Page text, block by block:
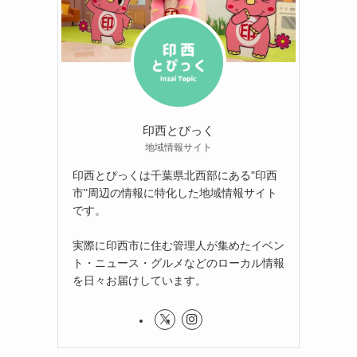
印西とぴっく
地域情報サイト
印西とぴっくは千葉県北西部にある"印西
市"周辺の情報に特化した地域情報サイト
です。
実際に印西市に住む管理人が集めたイベン
ト・ニュース・グルメなどのローカル情報
を日々お届けしています。